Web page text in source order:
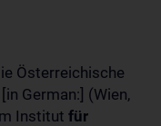
Österreichische
German:] (Wien,
Institut für